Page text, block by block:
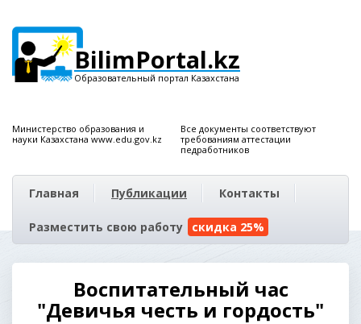
BilimPortal.kz
Образовательный портал Казахстана
Министерство образования и
науки Казахстана www.edu.gov.kz
Все документы соответствуют
требованиям аттестации
педработников
Главная Публикации Контакты
Разместить свою работу скидка 25%
Воспитательный час
"Девичья честь и гордость"